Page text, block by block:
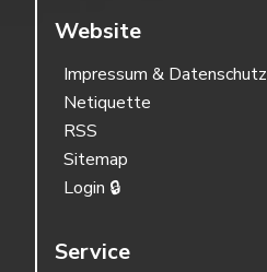
Website
Impressum & Datenschutz
Netiquette
RSS
Sitemap
Login 🔒
Service